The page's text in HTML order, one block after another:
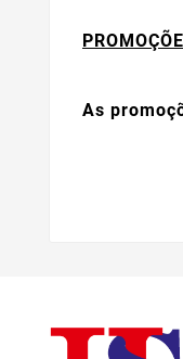
As